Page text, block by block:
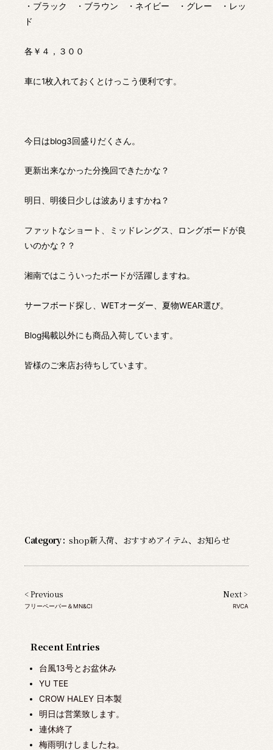
Recent Entries
台風13号とお盆休み
YU TEE
CROW HALEY 日本製
明日は営業致します。
連休終了
梅雨明けしましたね。
・ブラック ・ブラウン ・ネイビー ・グレー ・レッ
ド
各￥４，３００
車に1枚入れておくとけっこう便利です。
今日はblog3回盛りだくさん。
更新出来なかった分挽回できたかな？
明日、明後日少しは波ありますかね？
ファットなショート、ミッドレングス、ロングボードが良
いのかな？？
湘南ではこういったボードが活躍しますね。
サーフボード探し、WETオーダー、夏物WEAR選び。
Blog掲載以外にも商品入荷しています。
皆様のご来店お待ちしています。
Category : shop新入荷、 おすすめアイテム、 お知らせ
< Previous
フリーペーパー＆MN&CI
Next >
RVCA